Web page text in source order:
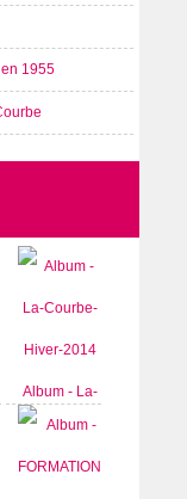
1955
Album - La-
Courbe-
Hiver-2014